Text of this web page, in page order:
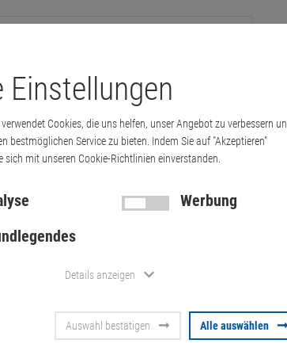
& Kopierer Kabel Multimedia & HDTV
Netzteil 1040W für Catalyst …
Cisco
Netzteil
4500 (WS-
Artikel-Nummer:10059219
Einstellungen
Cookies, die uns helfen, unser Angebot zu verbessern
bestmöglichen Service zu bieten. Indem Sie auf "Akzeptieren"
sich mit unseren Cookie-Richtlinien einverstanden.
Werbung
Details anzeigen
Auswahl bestätigen Alle auswählen